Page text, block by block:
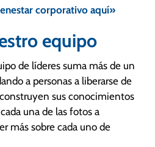
corporativo aquí»
equipo
de líderes suma más de un
a personas a liberarse de
sus conocimientos
una de las fotos a
más sobre cada uno de